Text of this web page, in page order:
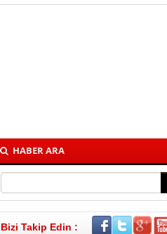
HABER ARA
Bizi Takip Edin :